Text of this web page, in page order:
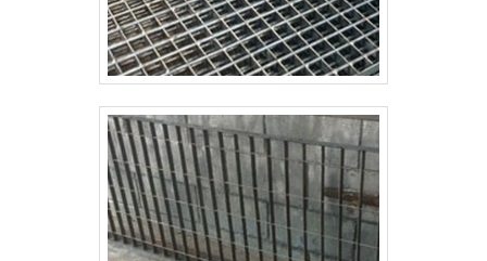
treinamento com materiais sofisticados. Esses
fatores, somados a um time com equipe
multidisciplinar de consultores associados e equipe
os clientes com qualidade..